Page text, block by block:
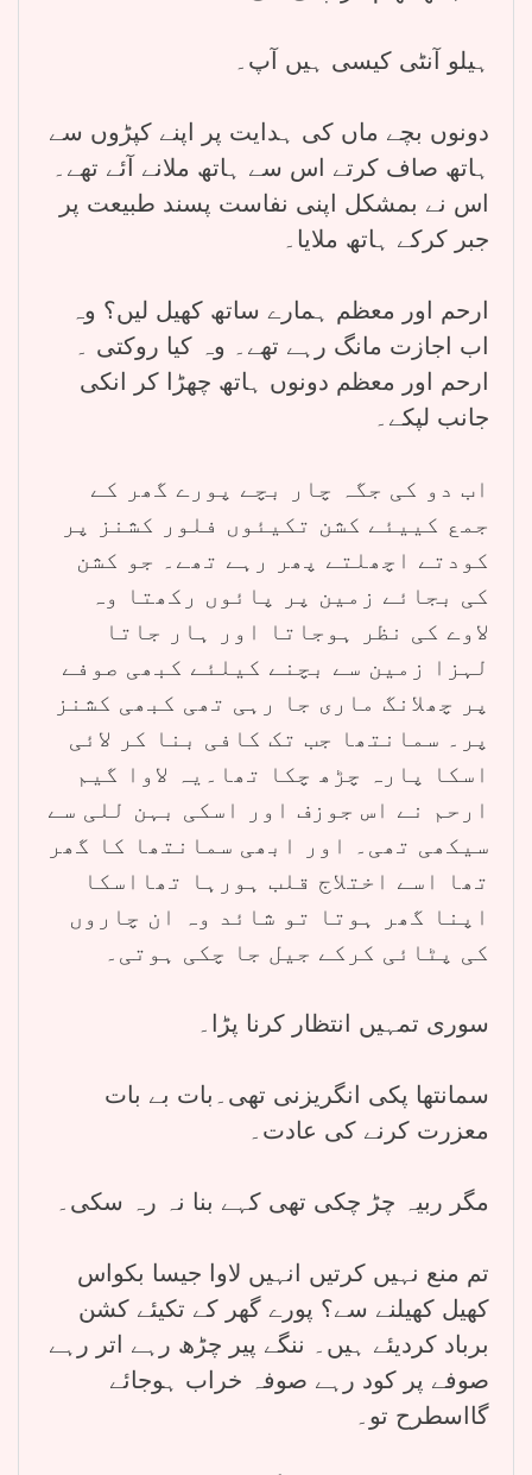
ہیلو آنٹی کیسی ہیں آپ۔
دونوں بچے ماں کی ہدایت پر اپنے کپڑوں سے
ہاتھ صاف کرتے اس سے ہاتھ ملانے آئے تھے۔
اس نے بمشکل اپنی نفاست پسند طبیعت پر
جبر کرکے ہاتھ ملایا۔
ارحم اور معظم ہمارے ساتھ کھیل لیں؟ وہ
اب اجازت مانگ رہے تھے۔ وہ کیا روکتی ۔
ارحم اور معظم دونوں ہاتھ چھڑا کر انکی
جانب لپکے۔
اب دو کی جگہ چار بچے پورے گھر کے
جمع کییئے کشن تکیئوں فلور کشنز پر
کودتے اچھلتے پھر رہے تھے۔ جو کشن
کی بجائے زمین پر پائوں رکھتا وہ
لاوے کی نظر ہوجاتا اور ہار جاتا
لہزا زمین سے بچنے کیلئے کبھی صوفے
پر چھلانگ ماری جا رہی تھی کبھی کشنز
پر۔ سمانتھا جب تک کافی بنا کر لائی
اسکا پارہ چڑھ چکا تھا۔یہ لاوا گیم
ارحم نے اس جوزف اور اسکی بہن للی سے
سیکھی تھی۔ اور ابھی سمانتھا کا گھر
تھا اسے اختلاج قلب ہورہا تھااسکا
اپنا گھر ہوتا تو شائد وہ ان چاروں
کی پٹائی کرکے جیل جا چکی ہوتی۔
سوری تمہیں انتظار کرنا پڑا۔
سمانتھا پکی انگریزنی تھی۔بات بے بات
معزرت کرنے کی عادت۔
مگر ربیہ چڑ چکی تھی کہے بنا نہ رہ سکی۔
تم منع نہیں کرتیں انہیں لاوا جیسا بکواس
کھیل کھیلنے سے؟ پورے گھر کے تکیئے کشن
برباد کردیئے ہیں۔ ننگے پیر چڑھ رہے اتر رہے
صوفے پر کود رہے صوفہ خراب ہوجائے
گااسطرح تو۔